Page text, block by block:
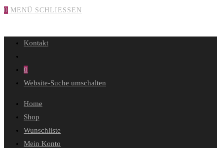
0 MENÜ SCHLIESSEN
Kontakt
0
Website-Suche umschalten
Home
Shop
Wunschliste
Mein Konto